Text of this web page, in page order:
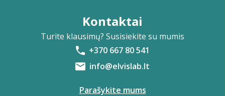
Kontaktai
Turite klausimų? Susisiekite su mumis
+370 667 80 541
info@elvislab.lt
Parašykite mums